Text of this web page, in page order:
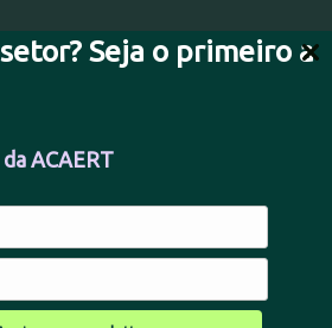
Seja o primeiro a
ACAERT